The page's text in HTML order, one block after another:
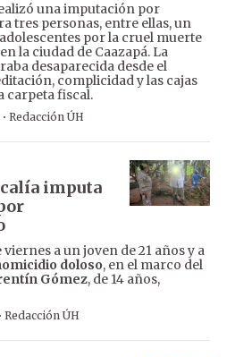
una imputación por
tres personas, entre ellas, un
por la cruel muerte
la ciudad de Caazapá. La
desaparecida desde el
complicidad y las cajas
carpeta fiscal.
· Redacción ÚH
imputa
a un joven de 21 años y a
doloso, en el marco del
Gómez, de 14 años,
· Redacción ÚH